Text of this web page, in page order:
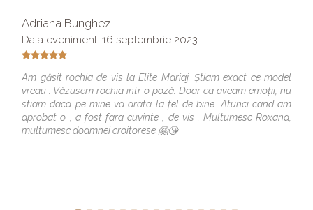
Adriana Bunghez
Data eveniment: 16 septembrie 2023
Am găsit rochia de vis la Elite Mariaj. Știam exact ce model
vreau . Văzusem rochia intr o poză. Doar ca aveam emoții, nu
stiam daca pe mine va arata la fel de bine. Atunci cand am
aprobat o , a fost fara cuvinte , de vis . Multumesc Roxana,
multumesc doamnei croitorese.🤗😘